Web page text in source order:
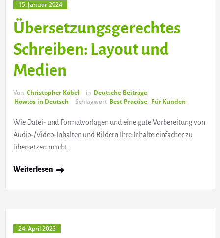
15. Januar 2024
Übersetzungsgerechtes
Schreiben: Layout und
Medien
Von Christopher Köbel in Deutsche Beiträge,
Howtos in Deutsch
Schlagwort Best Practise, Für Kunden
Wie Datei- und Formatvorlagen und eine gute Vorbereitung von
Audio-/Video-Inhalten und Bildern Ihre Inhalte einfacher zu
übersetzen macht.
Weiterlesen
24. April 2023